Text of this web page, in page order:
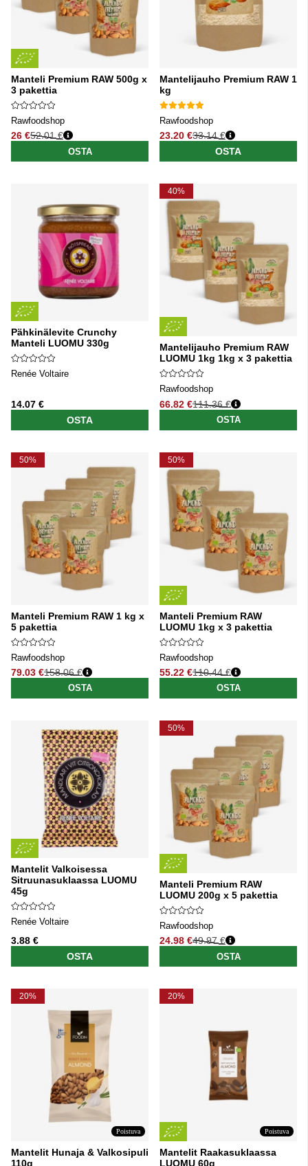
Manteli Premium RAW 500g x
3 pakettia
Rawfoodshop
26 €
Normaali hinta
52.01 €
OSTA
Mantelijauho Premium RAW 1
kg
Rawfoodshop
23.20 €
Normaali hinta
33.14 €
OSTA
Pähkinälevite Crunchy
Manteli LUOMU 330g
Renée Voltaire
14.07 €
OSTA
40%
Mantelijauho Premium RAW
LUOMU 1kg 1kg x 3 pakettia
Rawfoodshop
66.82 €
Normaali hinta
111.36 €
OSTA
50%
Manteli Premium RAW 1 kg x
5 pakettia
Rawfoodshop
79.03 €
Normaali hinta
158.06 €
OSTA
50%
Manteli Premium RAW
LUOMU 1kg x 3 pakettia
Rawfoodshop
55.22 €
Normaali hinta
110.44 €
OSTA
Mantelit Valkoisessa
Sitruunasuklaassa LUOMU
45g
Renée Voltaire
3.88 €
OSTA
50%
Manteli Premium RAW
LUOMU 200g x 5 pakettia
Rawfoodshop
24.98 €
Normaali hinta
49.97 €
OSTA
20%
Poistuva
Mantelit Hunaja & Valkosipuli
110g
20%
Poistuva
Mantelit Raakasuklaassa
LUOMU 60g